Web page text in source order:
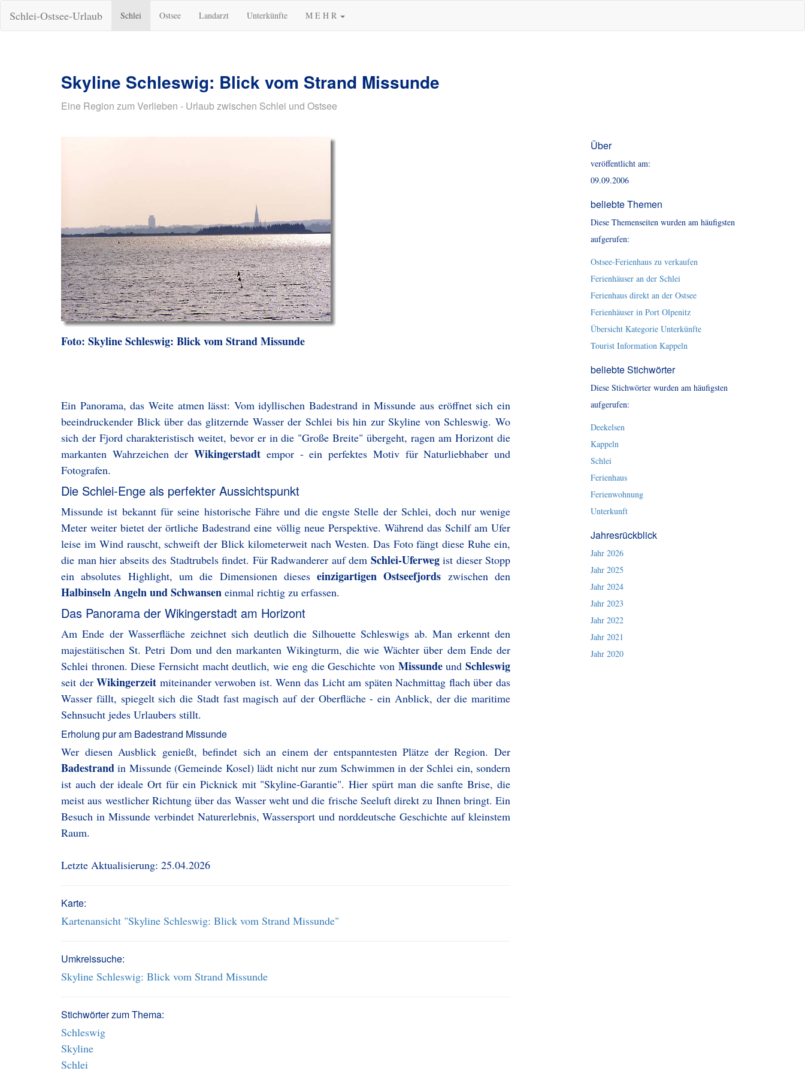
Schlei-Ostsee-Urlaub Schlei Ostsee Landarzt Unterkünfte M E H R
Skyline Schleswig: Blick vom Strand Missunde
Eine Region zum Verlieben - Urlaub zwischen Schlei und Ostsee
Foto: Skyline Schleswig: Blick vom Strand Missunde
Ein Panorama, das Weite atmen lässt: Vom idyllischen Badestrand in Missunde aus eröffnet sich ein
beeindruckender Blick über das glitzernde Wasser der Schlei bis hin zur Skyline von Schleswig. Wo
sich der Fjord charakteristisch weitet, bevor er in die "Große Breite" übergeht, ragen am Horizont die
markanten Wahrzeichen derWikingerstadt empor - ein perfektes Motiv für Naturliebhaber und
Fotografen.
Die Schlei-Enge als perfekter Aussichtspunkt
Missunde ist bekannt für seine historische Fähre und die engste Stelle der Schlei, doch nur wenige
Meter weiter bietet der örtliche Badestrand eine völlig neue Perspektive. Während das Schilf am Ufer
leise im Wind rauscht, schweift der Blick kilometerweit nach Westen. Das Foto fängt diese Ruhe ein,
die man hier abseits des Stadtrubels findet. Für Radwanderer auf dem Schlei-Uferwegist dieser Stopp
ein absolutes Highlight, um die Dimensionen dieseseinzigartigen Ostseefjords zwischen den
Halbinseln Angeln und Schwansen einmal richtig zu erfassen.
Das Panorama der Wikingerstadt am Horizont
Am Ende der Wasserfläche zeichnet sich deutlich die Silhouette Schleswigs ab. Man erkennt den
majestätischen St. Petri Dom und den markanten Wikingturm, die wie Wächter über dem Ende der
Schlei thronen. Diese Fernsicht macht deutlich, wie eng die Geschichte von MissundeundSchleswig
seit derWikingerzeit miteinander verwoben ist. Wenn das Licht am späten Nachmittag flach über das
Wasser fällt, spiegelt sich die Stadt fast magisch auf der Oberfläche - ein Anblick, der die maritime
Sehnsucht jedes Urlaubers stillt.
Erholung pur am Badestrand Missunde
Wer diesen Ausblick genießt, befindet sich an einem der entspanntesten Plätze der Region. Der
Badestrand in Missunde (Gemeinde Kosel) lädt nicht nur zum Schwimmen in der Schlei ein, sondern
ist auch der ideale Ort für ein Picknick mit "Skyline-Garantie". Hier spürt man die sanfte Brise, die
meist aus westlicher Richtung über das Wasser weht und die frische Seeluft direkt zu Ihnen bringt. Ein
Besuch in Missunde verbindet Naturerlebnis, Wassersport und norddeutsche Geschichte auf kleinstem
Raum.
Letzte Aktualisierung: 25.04.2026
Karte:
Kartenansicht "Skyline Schleswig: Blick vom Strand Missunde"
Umkreissuche:
Skyline Schleswig: Blick vom Strand Missunde
Stichwörter zum Thema:
Schleswig
Skyline
Schlei
Über
veröffentlicht am:
09.09.2006
beliebte Themen
Diese Themenseiten wurden am häufigsten
aufgerufen:
Ostsee-Ferienhaus zu verkaufen
Ferienhäuser an der Schlei
Ferienhaus direkt an der Ostsee
Ferienhäuser in Port Olpenitz
Übersicht Kategorie Unterkünfte
Tourist Information Kappeln
beliebte Stichwörter
Diese Stichwörter wurden am häufigsten
aufgerufen:
Deekelsen
Kappeln
Schlei
Ferienhaus
Ferienwohnung
Unterkunft
Jahresrückblick
Jahr 2026
Jahr 2025
Jahr 2024
Jahr 2023
Jahr 2022
Jahr 2021
Jahr 2020